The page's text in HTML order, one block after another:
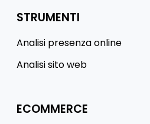
STRUMENTI
Analisi presenza online
Analisi sito web
ECOMMERCE